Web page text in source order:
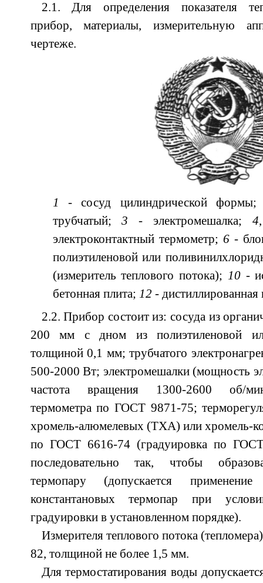
2.1. Для определения показателя
прибор, материалы, измерительную
чертеже.
1
- сосуд цилиндрической
трубчатый;3 - электромешалка;4
электроконтактный термометр; 6-
полиэтиленовой или
(измеритель теплового потока); 10-
бетонная плита; 12 - дистиллированная
2.2. Прибор состоит из: сосуда из
200 мм с дном из полиэтиленовой
толщиной 0,1 мм; трубчатого
500-2000 Вт; электромешалки (мощность
частота вращения 1300-2600 об/
термометра по ГОСТ 9871-75;
хромель-алюмелевых (ТХА) или хромель-
по ГОСТ 6616-74 (градуировка по
последовательно так, чтобы
термопару (допускается
константановых термопар при
градуировки в установленном порядке).
Измерителя теплового потока
82, толщиной не более 1,5 мм.
Для термостатирования воды